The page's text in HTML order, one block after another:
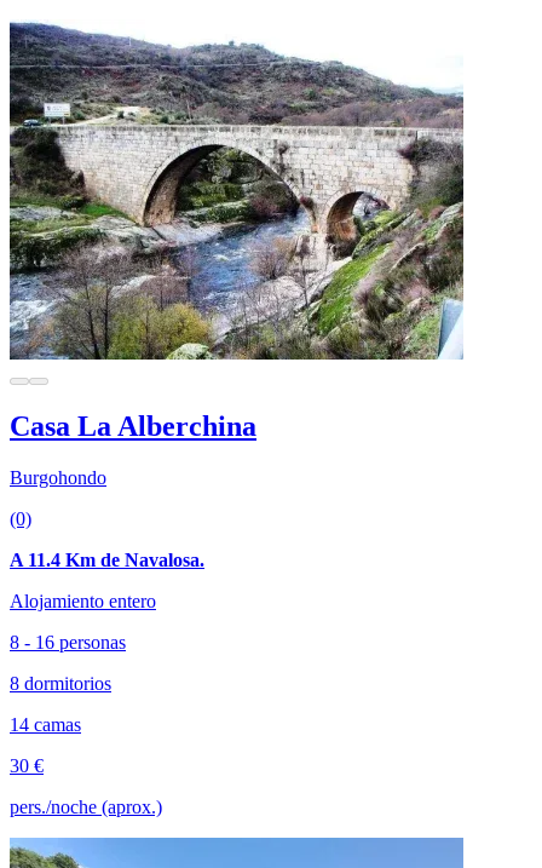
Casa La Alberchina
Burgohondo
(0)
A 11.4 Km de Navalosa.
Alojamiento entero
8 - 16 personas
8 dormitorios
14 camas
30 €
pers./noche (aprox.)